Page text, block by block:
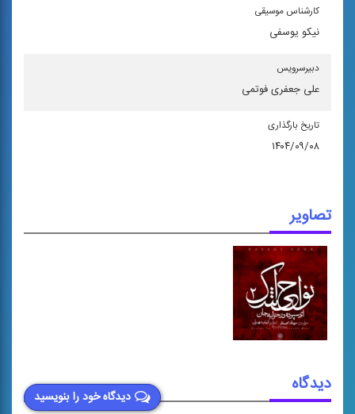
كارشناس موسیقی
نیکو یوسفی
دبیرسرویس
علی جعفری فوتمی
تاریخ بارگذاری
۱۴۰۴/۰۹/۰۸
تصاویر
دیدگاه خود را بنویسید
دیدگاه